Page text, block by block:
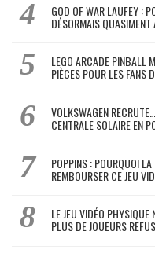
GOD OF WAR LAUFEY :
DÉSORMAIS QUASIMENT
LEGO ARCADE PINBALL
PIÈCES POUR LES FANS
VOLKSWAGEN
CENTRALE SOLAIRE EN
POPPINS : POURQUOI
REMBOURSER CE JEU
LE JEU VIDÉO
PLUS DE JOUEURS